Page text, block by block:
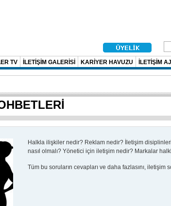
TV İLETİŞİM GALERİSİ KARİYER HAVUZU İLETİŞİM
Halkla ilişkiler nedir? Reklam nedir? İletişim
nasıl olmalı? Yönetici için iletişim nedir? Markalar
Tüm bu soruların cevapları ve daha fazlasını,